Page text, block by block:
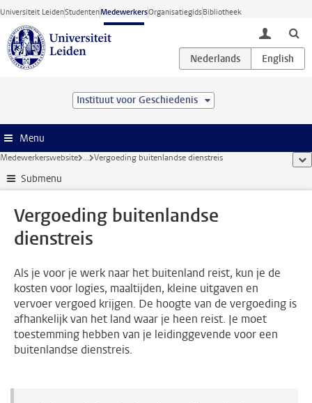
Ga direct naar de inhoud
Universiteit LeidenStudentenMedewerkersOrganisatiegidsBibliotheek
toggle
Instituut voor Geschiedenis
Menu
Medewerkerswebsite ... Vergoeding buitenlandse dienstreis
Submenu
Vergoeding buitenlandse
dienstreis
Als je voor je werk naar het buitenland reist, kun je de
kosten voor logies, maaltijden, kleine uitgaven en
vervoer vergoed krijgen. De hoogte van de vergoeding is
afhankelijk van het land waar je heen reist. Je moet
toestemming hebben van je leidinggevende voor een
buitenlandse dienstreis.